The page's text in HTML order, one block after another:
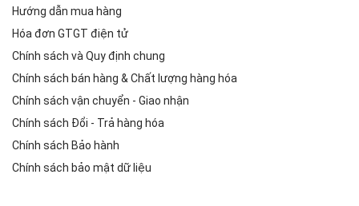
Hướng dẫn mua hàng
Hóa đơn GTGT điện tử
Chính sách và Quy định chung
Chính sách bán hàng & Chất lượng hàng hóa
Chính sách vận chuyển - Giao nhận
Chính sách Đổi - Trả hàng hóa
Chính sách Bảo hành
Chính sách bảo mật dữ liệu